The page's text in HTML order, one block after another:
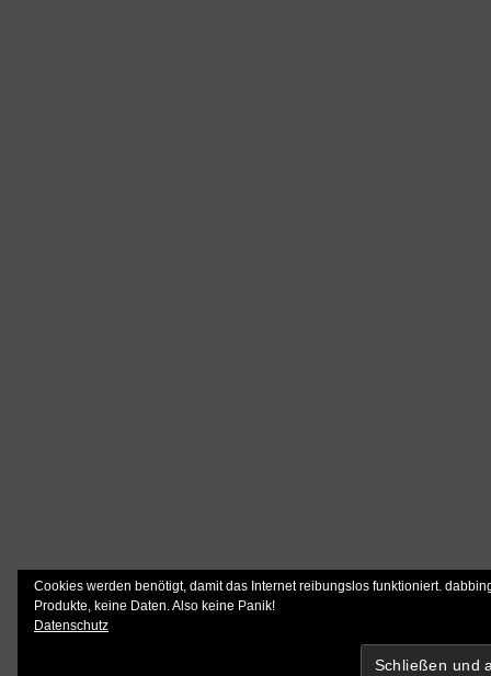
Cookies werden benötigt, damit das Internet reibungslos funktioniert.
Produkte, keine Daten. Also keine Panik!
Datenschutz